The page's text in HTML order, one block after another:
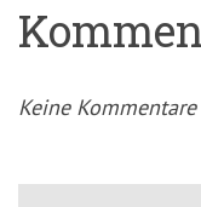
Keine